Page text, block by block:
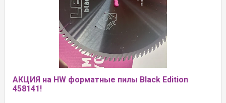
АКЦИЯ на HW форматные пилы Black Edition
458141!